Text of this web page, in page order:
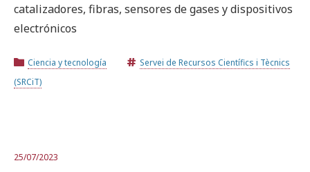
catalizadores, fibras, sensores de gases y dispositivos
electrónicos
Ciencia y tecnología
Servei de Recursos Científics i Tècnics
(SRCiT)
25/07/2023